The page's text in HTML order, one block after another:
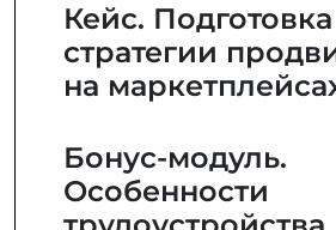
Кейс. Подготовка
стратегии
на
Бонус-модуль.
Особенности